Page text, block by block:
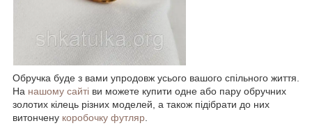
Обручка буде з вами упродовж усього вашого спільного життя.
На нашому сайті ви можете купити одне або пару обручних
золотих кілець різних моделей, а також підібрати до них
витончену коробочку футляр.